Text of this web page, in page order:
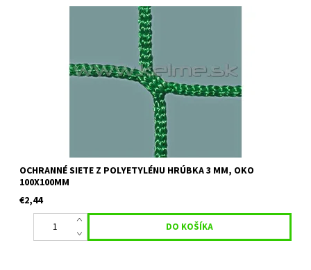
Určenie:ochranné siete vhodné na futbalové, volejbalové ihrisko,
viacúčelové ihrisko a pod. Farba: čierna alebo zelená Uvedená
cena je orientačná za 1 m2 pri minimálnom odbere 30 m2 Pre...
OCHRANNÉ SIETE Z POLYETYLÉNU HRÚBKA 3 MM, OKO
100X100MM
€2,44